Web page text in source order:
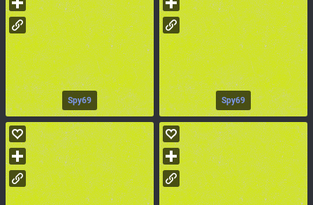
Spy69 Spy69